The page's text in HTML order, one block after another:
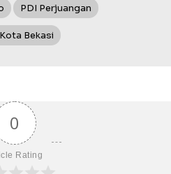
PDI Perjuangan
Bekasi
0
Rating